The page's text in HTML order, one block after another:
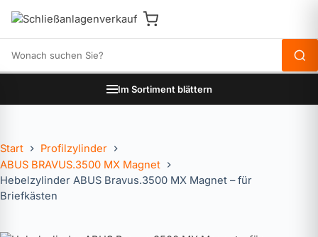
Im Sortiment blättern
Start
Profilzylinder
ABUS BRAVUS.3500 MX Magnet
Hebelzylinder ABUS Bravus.3500 MX Magnet – für
Briefkästen